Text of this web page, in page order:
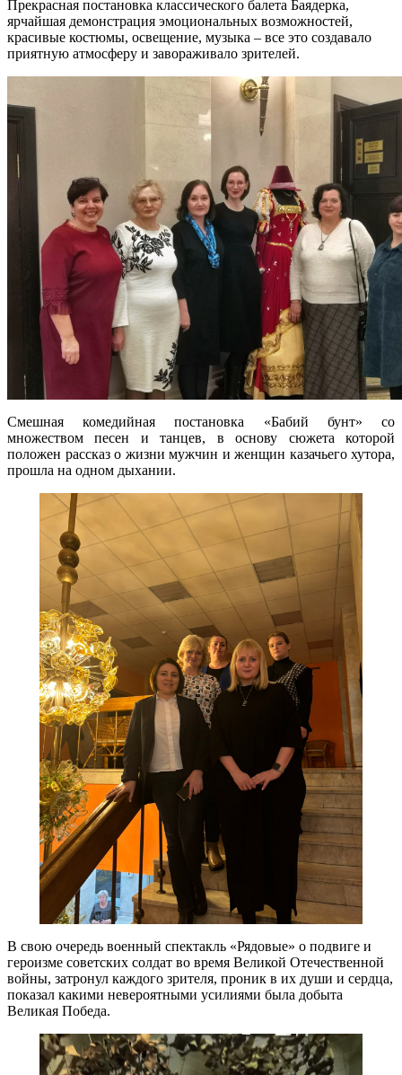
Прекрасная постановка классического балета Баядерка,
ярчайшая демонстрация эмоциональных возможностей,
красивые костюмы, освещение, музыка – все это создавало
приятную атмосферу и завораживало зрителей.
Смешная комедийная постановка «Бабий бунт» со
множеством песен и танцев, в основу сюжета которой
положен рассказ о жизни мужчин и женщин казачьего хутора,
прошла на одном дыхании.
В свою очередь военный спектакль «Рядовые» о подвиге и
героизме советских солдат во время Великой Отечественной
войны, затронул каждого зрителя, проник в их души и сердца,
показал какими невероятными усилиями была добыта
Великая Победа.